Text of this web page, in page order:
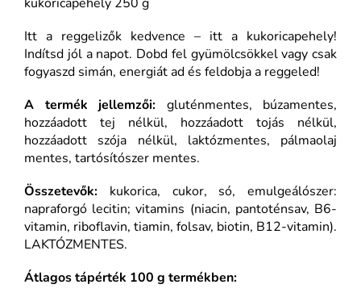
Itt a reggelizők kedvence – itt a kukoricapehely!
Indítsd jól a napot. Dobd fel gyümölcsökkel vagy csak
fogyaszd simán, energiát ad és feldobja a reggeled!
A termék jellemzői: gluténmentes, búzamentes,
hozzáadott tej nélkül, hozzáadott tojás nélkül,
hozzáadott szója nélkül, laktózmentes, pálmaolaj
mentes, tartósítószer mentes.
Összetevők: kukorica, cukor, só, emulgeálószer:
napraforgó lecitin; vitamins (niacin, pantoténsav, B6-
vitamin, riboflavin, tiamin, folsav, biotin, B12-vitamin).
LAKTÓZMENTES.
Átlagos tápérték 100 g termékben: